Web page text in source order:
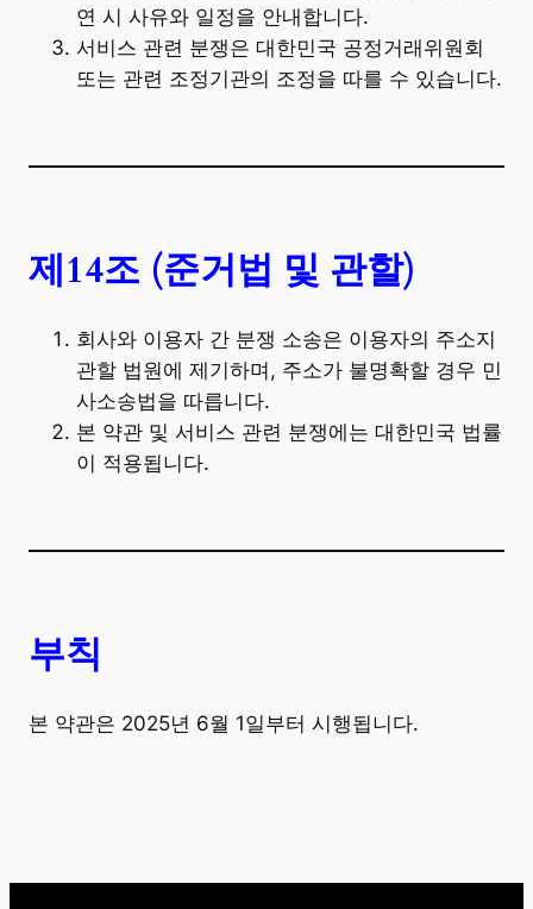
연 시 사유와 일정을 안내합니다.
서비스 관련 분쟁은 대한민국 공정거래위원회
또는 관련 조정기관의 조정을 따를 수 있습니다.
제14조 (준거법 및 관할)
회사와 이용자 간 분쟁 소송은 이용자의 주소지
관할 법원에 제기하며, 주소가 불명확할 경우 민
사소송법을 따릅니다.
본 약관 및 서비스 관련 분쟁에는 대한민국 법률
이 적용됩니다.
부칙
본 약관은 2025년 6월 1일부터 시행됩니다.